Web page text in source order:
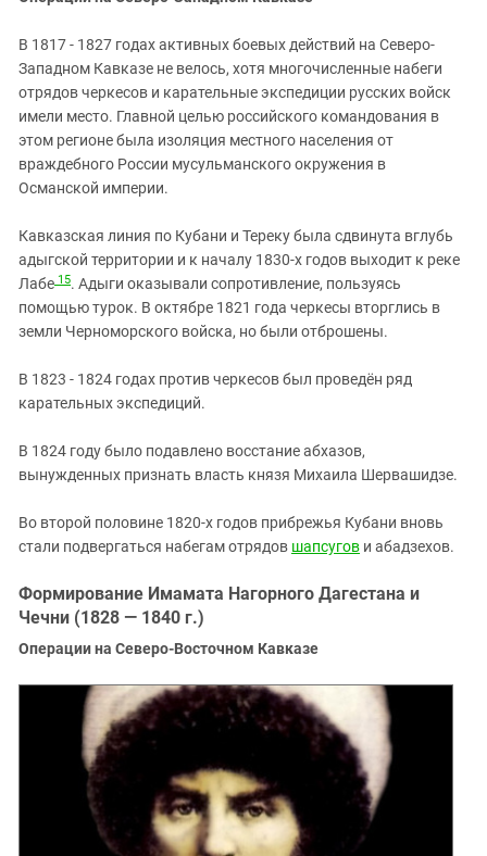
В 1817 - 1827 годах активных боевых действий на Северо-
Западном Кавказе не велось, хотя многочисленные набеги
отрядов черкесов и карательные экспедиции русских войск
имели место. Главной целью российского командования в
этом регионе была изоляция местного населения от
враждебного России мусульманского окружения в
Османской империи.
Кавказская линия по Кубани и Тереку была сдвинута вглубь
адыгской территории и к началу 1830-х годов выходит к реке
Лабе 15. Адыги оказывали сопротивление, пользуясь
помощью турок. В октябре 1821 года черкесы вторглись в
земли Черноморского войска, но были отброшены.
В 1823 - 1824 годах против черкесов был проведён ряд
карательных экспедиций.
В 1824 году было подавлено восстание абхазов,
вынужденных признать власть князя Михаила Шервашидзе.
Во второй половине 1820-х годов прибрежья Кубани вновь
стали подвергаться набегам отрядов шапсугов и абадзехов.
Формирование Имамата Нагорного Дагестана и
Чечни (1828 — 1840 г.)
Операции на Северо-Восточном Кавказе